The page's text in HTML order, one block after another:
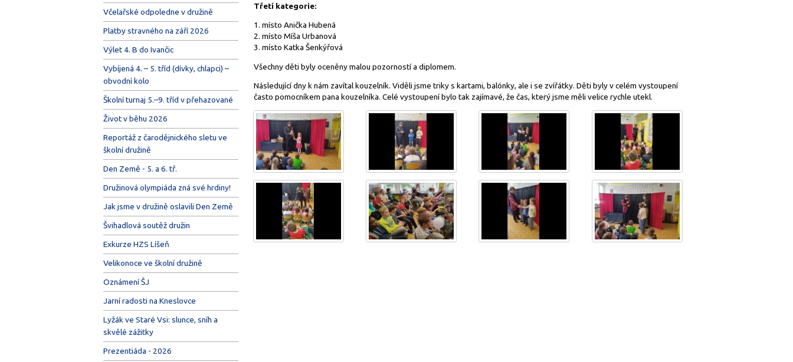
Včelařské odpoledne v družině
Platby stravného na září 2026
Výlet 4. B do Ivančic
Vybíjená 4. – 5. tříd (dívky, chlapci) –
obvodní kolo
Školní turnaj 5.–9. tříd v přehazované
Život v běhu 2026
Reportáž z čarodějnického sletu ve
školní družině
Den Země - 5. a 6. tř.
Družinová olympiáda zná své hrdiny!
Jak jsme v družině oslavili Den Země
Švihadlová soutěž družin
Exkurze HZS Líšeň
Velikonoce ve školní družině
Oznámení ŠJ
Jarní radosti na Kneslovce
Lyžák ve Staré Vsi: slunce, sníh a
skvělé zážitky
Prezentiáda - 2026
Třetí kategorie:
1. místo Anička Hubená
2. místo Míša Urbanová
3. místo Katka Šenkýřová
Všechny děti byly oceněny malou pozorností a diplomem.
Následující dny k nám zavítal kouzelník. Viděli jsme triky s kartami, balónky, ale i se zvířátky. Děti byly v celém vystoupení
často pomocníkem pana kouzelníka. Celé vystoupení bylo tak zajímavé, že čas, který jsme měli velice rychle utekl.